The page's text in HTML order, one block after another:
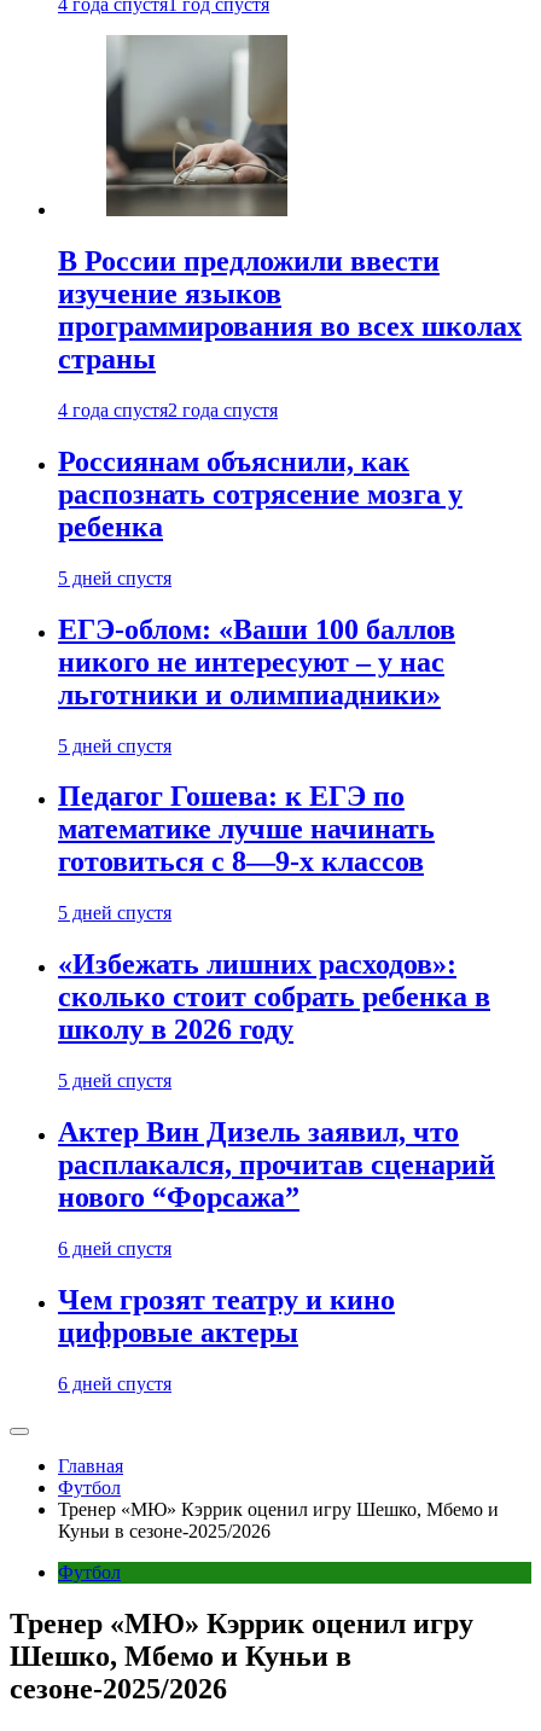
4 года спустя 1 год спустя
В России предложили ввести
изучение языков
программирования во всех школах
страны
4 года спустя2 года спустя
Россиянам объяснили, как
распознать сотрясение мозга у
ребенка
5 дней спустя
ЕГЭ-облом: «Ваши 100 баллов
никого не интересуют – у нас
льготники и олимпиадники»
5 дней спустя
Педагог Гошева: к ЕГЭ по
математике лучше начинать
готовиться с 8—9-х классов
5 дней спустя
«Избежать лишних расходов»:
сколько стоит собрать ребенка в
школу в 2026 году
5 дней спустя
Актер Вин Дизель заявил, что
расплакался, прочитав сценарий
нового “Форсажа”
6 дней спустя
Чем грозят театру и кино
цифровые актеры
6 дней спустя
Главная
Футбол
Тренер «МЮ» Кэррик оценил игру Шешко, Мбемо и
Куньи в сезоне-2025/2026
Футбол
Тренер «МЮ» Кэррик оценил игру
Шешко, Мбемо и Куньи в
сезоне-2025/2026